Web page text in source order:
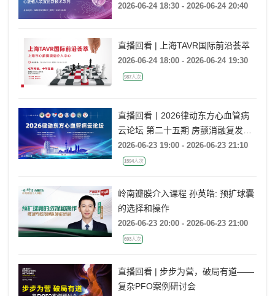
2026-06-24 18:30 - 2026-06-24 20:40
直播回看 | 上海TAVR国际前沿荟萃
2026-06-24 18:00 - 2026-06-24 19:30
987人次
直播回看丨2026律动东方心血管病
云论坛 第二十五期 房颤消融复发后
的处理策略
2026-06-23 19:00 - 2026-06-23 21:10
1594人次
岭南瓣膜介入课程 孙英皓: 预扩球囊
的选择和操作
2026-06-23 20:00 - 2026-06-23 21:00
693人次
直播回看 | 步步为营，破局有道——
复杂PFO案例研讨会